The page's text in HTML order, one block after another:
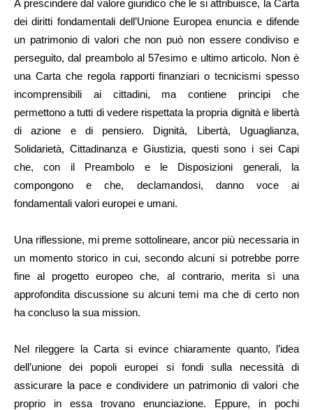
A prescindere dal valore giuridico che le si attribuisce, la Carta
dei diritti fondamentali dell’Unione Europea enuncia e difende
un patrimonio di valori che non può non essere condiviso e
perseguito, dal preambolo al 57esimo e ultimo articolo. Non è
una Carta che regola rapporti finanziari o tecnicismi spesso
incomprensibili ai cittadini, ma contiene principi che
permettono a tutti di vedere rispettata la propria dignità e libertà
di azione e di pensiero. Dignità, Libertà, Uguaglianza,
Solidarietà, Cittadinanza e Giustizia, questi sono i sei Capi
che, con il Preambolo e le Disposizioni generali, la
compongono e che, declamandosi, danno voce ai
fondamentali valori europei e umani.
Una riflessione, mi preme sottolineare, ancor più necessaria in
un momento storico in cui, secondo alcuni si potrebbe porre
fine al progetto europeo che, al contrario, merita sì una
approfondita discussione su alcuni temi ma che di certo non
ha concluso la sua mission.
Nel rileggere la Carta si evince chiaramente quanto, l’idea
dell’unione dei popoli europei si fondi sulla necessità di
assicurare la pace e condividere un patrimonio di valori che
proprio in essa trovano enunciazione. Eppure, in pochi